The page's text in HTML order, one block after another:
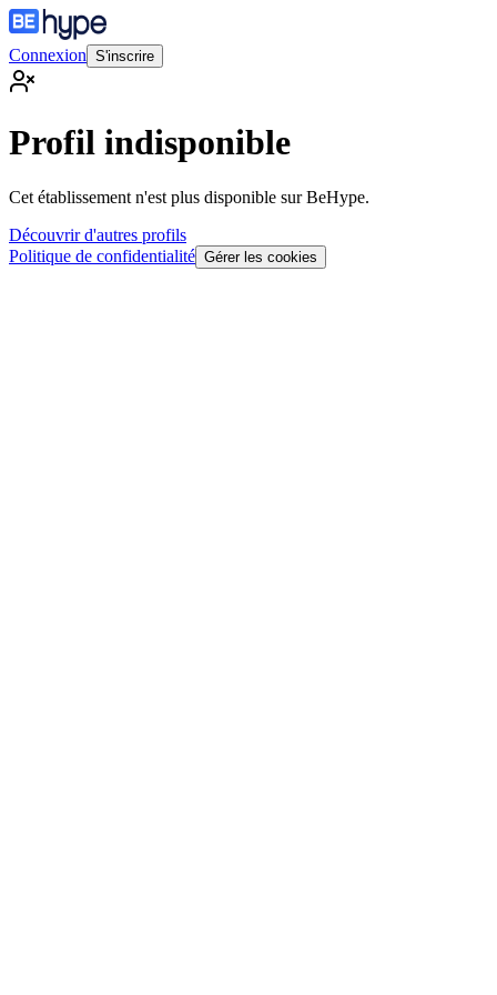
Connexion S'inscrire
Profil indisponible
Cet établissement n'est plus disponible sur BeHype.
Découvrir d'autres profils
Politique de confidentialité Gérer les cookies